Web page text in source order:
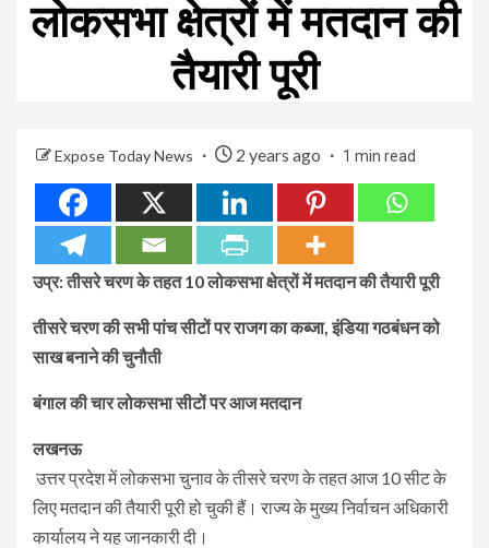
लोकसभा क्षेत्रों में मतदान की
तैयारी पूरी
Expose Today News 2 years ago 1 min read
उप्र: तीसरे चरण के तहत 10 लोकसभा क्षेत्रों में मतदान की तैयारी पूरी
तीसरे चरण की सभी पांच सीटों पर राजग का कब्जा, इंडिया गठबंधन को
साख बनाने की चुनौती
बंगाल की चार लोकसभा सीटों पर आज मतदान
लखनऊ
उत्तर प्रदेश में लोकसभा चुनाव के तीसरे चरण के तहत आज 10 सीट के
लिए मतदान की तैयारी पूरी हो चुकी हैं। राज्य के मुख्य निर्वाचन अधिकारी
कार्यालय ने यह जानकारी दी।